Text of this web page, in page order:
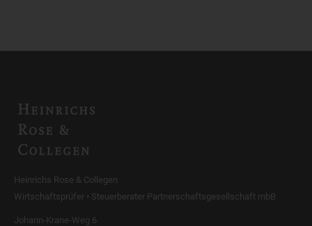
Heinrichs Rose & Collegen
Wirtschaftsprüfer • Steuerberater Partnerschaftsgesellschaft mbB
Johann-Krane-Weg 6